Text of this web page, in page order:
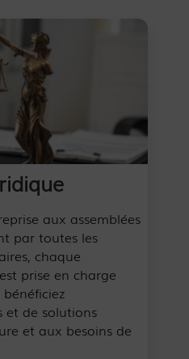
aux assemblées
par toutes les
chaque
prise en charge
et de solutions
et aux besoins de